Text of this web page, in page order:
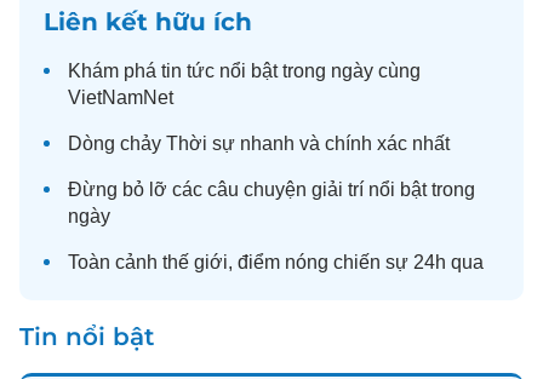
Liên kết hữu ích
Khám phá tin tức nổi bật trong ngày cùng
VietNamNet
Dòng chảy Thời sự nhanh và chính xác nhất
Đừng bỏ lỡ các câu chuyện giải trí nổi bật trong
ngày
Toàn cảnh thế giới, điểm nóng chiến sự 24h qua
Tin nổi bật